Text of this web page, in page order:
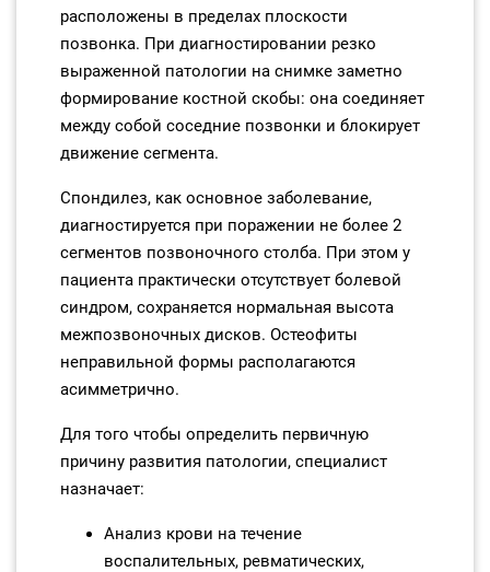
расположены в пределах плоскости
позвонка. При диагностировании резко
выраженной патологии на снимке заметно
формирование костной скобы: она соединяет
между собой соседние позвонки и блокирует
движение сегмента.
Спондилез, как основное заболевание,
диагностируется при поражении не более 2
сегментов позвоночного столба. При этом у
пациента практически отсутствует болевой
синдром, сохраняется нормальная высота
межпозвоночных дисков. Остеофиты
неправильной формы располагаются
асимметрично.
Для того чтобы определить первичную
причину развития патологии, специалист
назначает:
Анализ крови на течение
воспалительных, ревматических,